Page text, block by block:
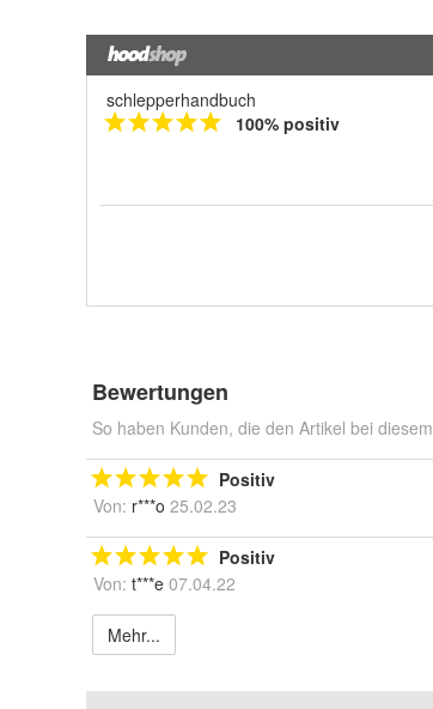
schlepperhandbuch
100% positiv
Bewertungen
So haben Kunden, die den Artikel bei
Positiv
Von: r***o 25.02.23
Positiv
Von: t***e 07.04.22
Mehr...